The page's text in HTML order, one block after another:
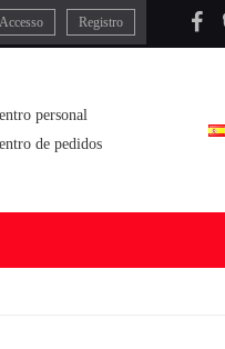
Accesso Registro
personal
de pedidos